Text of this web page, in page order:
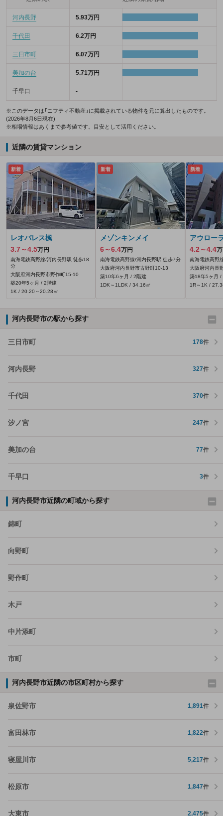
河内長野 5.93万円
千代田 6.2万円
三日市町 6.07万円
美加の台 5.71万円
千早口 -
※このデータは「ニフティ不動産」に掲載されている物件を元に算出したものです。
(2026年8月6日現在)
※相場情報はあくまで参考値です。目安として活用ください。
近隣の賃貸マンション
新着
レオパレス楓
3.7～4.5万円
南海電鉄高野線/河内長野駅 徒歩18
分
大阪府河内長野市野作町15-10
築20年5ヶ月 / 2階建
1K / 20.20～20.28㎡
新着
メゾンキンメイ
6～6.4万円
南海電鉄高野線/河内長野駅 徒歩7分
大阪府河内長野市古野町10-13
築10年6ヶ月 / 2階建
1DK～1LDK / 34.16㎡
新着
アウロー
4.2～4.4
南海電鉄高野
大阪府河内長
築18年5ヶ月 /
1R～1K /
河内長野市の駅から探す
三日市町 178件
河内長野 327件
千代田 370件
汐ノ宮 247件
美加の台 77件
千早口 3件
河内長野市近隣の町域から探す
錦町
向野町
野作町
木戸
中片添町
市町
河内長野市近隣の市区町村から探す
泉佐野市 1,891件
富田林市 1,822件
寝屋川市 5,217件
松原市 1,847件
大東市 2,475件